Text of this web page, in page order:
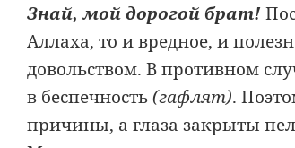
Знай, мой дорогой брат!
Аллаха, то и вредное, и
довольством. В противном
в беспечность(гафлят).
причины, а глаза закрыты